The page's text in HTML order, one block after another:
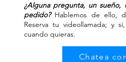
¿Alguna pregunta, un
pedido?Hablemos de ello,
Reserva tu videollamada; y
cuando quieras.
Chatea